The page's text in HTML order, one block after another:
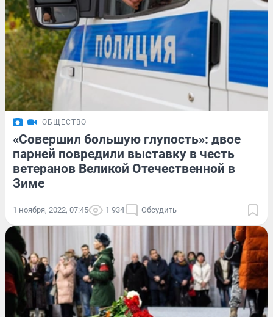
ОБЩЕСТВО
«Совершил большую глупость»: двое
парней повредили выставку в честь
ветеранов Великой Отечественной в
Зиме
1 ноября, 2022, 07:45 1 934 Обсудить